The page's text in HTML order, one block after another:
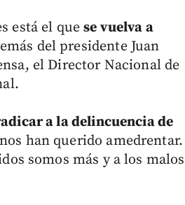
está el quese vuelva a
del presidente Juan
el Director Nacional de
a la delincuencia de
han querido amedrentar.
somos más y a los malos